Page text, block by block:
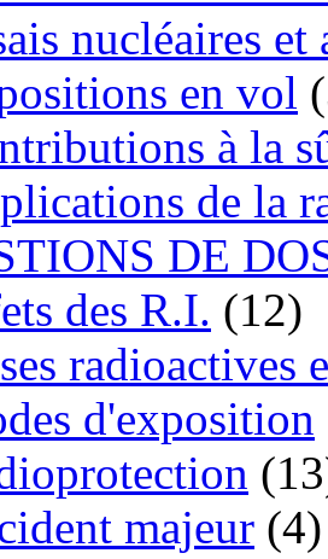
nucléaires et
en vol
à la
de la
DE
des R.I. (12)
radioactives
d'exposition
majeur (4)